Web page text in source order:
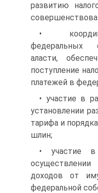
развитию
•
федеральных
аласти,
поступление
платежей в
• участие в
установлении
тарифа и
шлин;
• участие в
доходов от
федеральной